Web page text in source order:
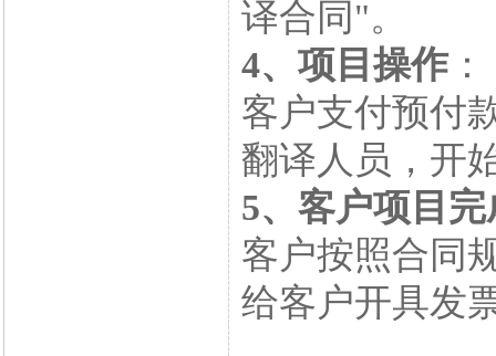
译合同"。
4、项目操作：
客户支付预付
翻译人员，开
5、客户项目完
客户按照合同
给客户开具发